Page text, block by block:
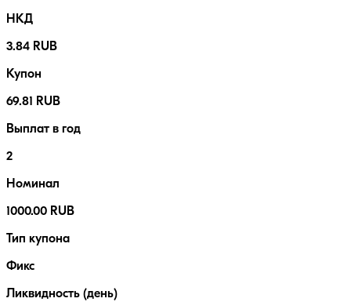
НКД
3.84 RUB
Купон
69.81 RUB
Выплат в год
2
Номинал
1000.00 RUB
Тип купона
Фикс
Ликвидность (день)